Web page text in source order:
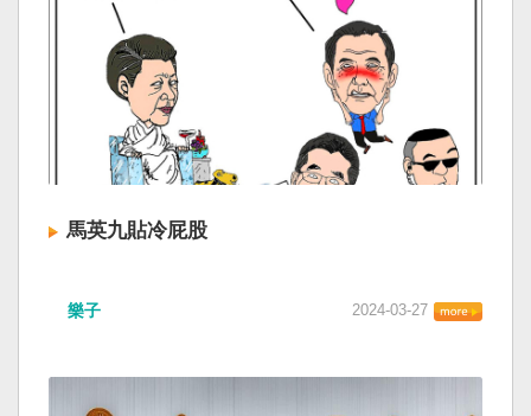
馬英九貼冷屁股
樂子 2024-03-27